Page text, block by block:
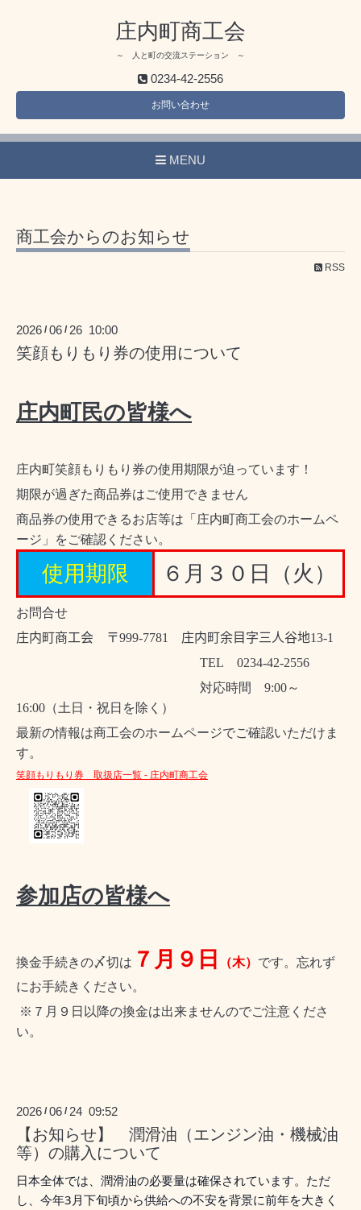
庄内町商工会
～ 人と町の交流ステーション ～
0234-42-2556
お問い合わせ
MENU
商工会からのお知らせ
RSS
2026 /06 / 26 10:00
笑顔もりもり券の使用について
庄内町民の皆様へ
庄内町笑顔もりもり券の使用期限が迫っています！
期限が過ぎた商品券はご使用できません
商品券の使用できるお店等は「庄内町商工会のホームペ
ージ」をご確認ください。
使用期限 ６月３０日（火）
お問合せ
庄内町商工会 〒999-7781 庄内町余目字三人谷地13-1
TEL
0234-42-2556
対応時間 9:00～
16:00 （土日・祝日を除く）
最新の情報は商工会のホームページでご確認いただけま
す。
笑顔もりもり券 取扱店一覧 - 庄内町商工会
参加店の皆様へ
換金手続きの〆切は ７月９日 （木） です。忘れず
にお手続きください。
※７月９日以降の換金は出来ませんのでご注意くださ
い。
2026 /06 / 24 09:52
【お知らせ】 潤滑油（エンジン油・機械油
等）の購入について
日本全体では、潤滑油の必要量は確保されています。ただ
し、今年3月下旬頃から供給への不安を背景に前年を大きく